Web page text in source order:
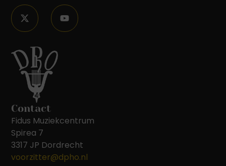
Contact
Fidus Muziekcentrum
Spirea 7
3317 JP Dordrecht
voorzitter@dpho.nl